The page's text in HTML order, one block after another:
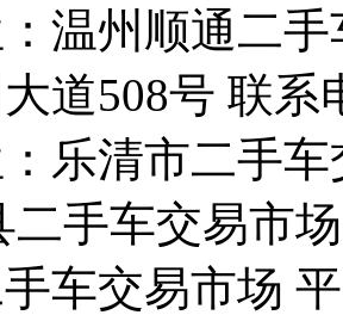
温州顺通二
道508号 联系
乐清市二手
二手车交易市
车交易市场